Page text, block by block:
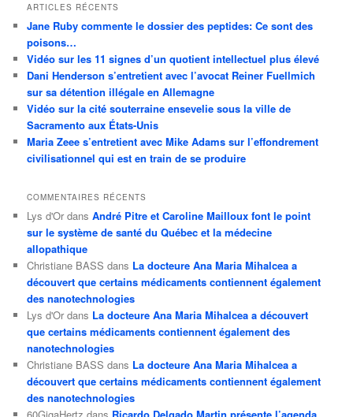
ARTICLES RÉCENTS
Jane Ruby commente le dossier des peptides: Ce sont des
poisons…
Vidéo sur les 11 signes d’un quotient intellectuel plus élevé
Dani Henderson s’entretient avec l’avocat Reiner Fuellmich
sur sa détention illégale en Allemagne
Vidéo sur la cité souterraine ensevelie sous la ville de
Sacramento aux États-Unis
Maria Zeee s’entretient avec Mike Adams sur l’effondrement
civilisationnel qui est en train de se produire
COMMENTAIRES RÉCENTS
Lys d'Or dansAndré Pitre et Caroline Mailloux font le point
sur le système de santé du Québec et la médecine
allopathique
Christiane BASS dans La docteure Ana Maria Mihalcea a
découvert que certains médicaments contiennent également
des nanotechnologies
Lys d'Or dans La docteure Ana Maria Mihalcea a découvert
que certains médicaments contiennent également des
nanotechnologies
Christiane BASS dans La docteure Ana Maria Mihalcea a
découvert que certains médicaments contiennent également
des nanotechnologies